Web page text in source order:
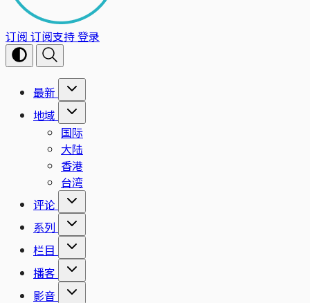
订阅 订阅支持登录
最新
地域
国际
大陆
香港
台湾
评论
系列
栏目
播客
影音